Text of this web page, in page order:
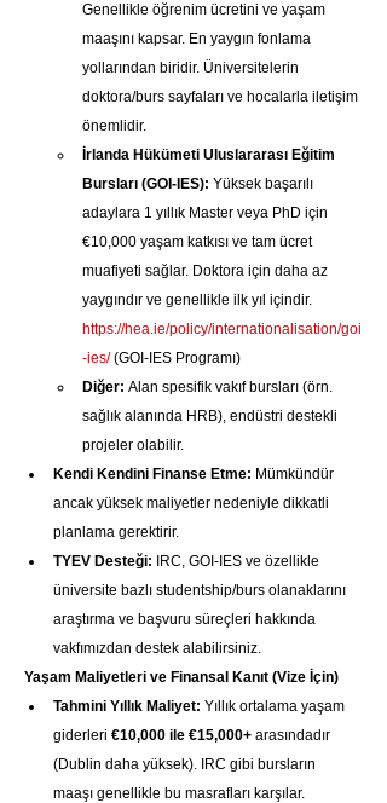
Genellikle öğrenim ücretini ve yaşam
maaşını kapsar. En yaygın fonlama
yollarından biridir. Üniversitelerin
doktora/burs sayfaları ve hocalarla iletişim
önemlidir.
İrlanda Hükümeti Uluslararası Eğitim
Bursları (GOI-IES): Yüksek başarılı
adaylara 1 yıllık Master veya PhD için
€10,000 yaşam katkısı ve tam ücret
muafiyeti sağlar. Doktora için daha az
yaygındır ve genellikle ilk yıl içindir.
https://hea.ie/policy/internationalisation/goi
-ies/ (GOI-IES Programı)
Diğer: Alan spesifik vakıf bursları (örn.
sağlık alanında HRB), endüstri destekli
projeler olabilir.
Kendi Kendini Finanse Etme: Mümkündür
ancak yüksek maliyetler nedeniyle dikkatli
planlama gerektirir.
TYEV Desteği: IRC, GOI-IES ve özellikle
üniversite bazlı studentship/burs olanaklarını
araştırma ve başvuru süreçleri hakkında
vakfımızdan destek alabilirsiniz.
Yaşam Maliyetleri ve Finansal Kanıt (Vize İçin)
Tahmini Yıllık Maliyet: Yıllık ortalama yaşam
giderleri €10,000 ile €15,000+ arasındadır
(Dublin daha yüksek). IRC gibi bursların
maaşı genellikle bu masrafları karşılar.